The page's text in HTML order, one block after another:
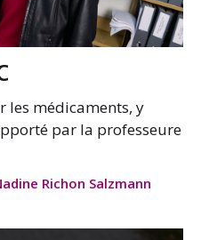
les médicaments, y
par la professeure
Richon Salzmann